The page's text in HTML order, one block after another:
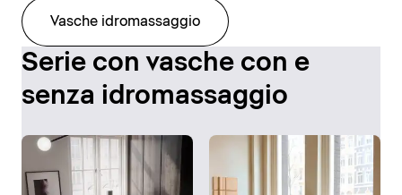
Vasche idromassaggio
Serie con vasche con e
senza idromassaggio